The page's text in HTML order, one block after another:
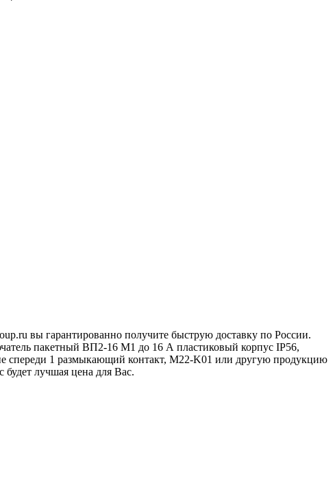
вы гарантированно получите быструю доставку по России.
пакетный ВП2-16 М1 до 16 А пластиковый корпус IP56,
спереди 1 размыкающий контакт, M22-K01 или другую продукцию
лучшая цена для Вас.